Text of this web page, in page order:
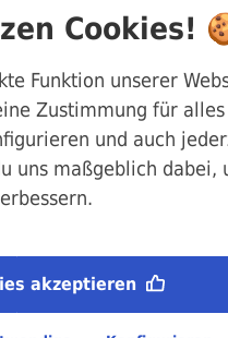
M4 x
Cookies!
Funktion unserer
Zustimmung für
und auch
uns maßgeblich dabei,
akzeptieren